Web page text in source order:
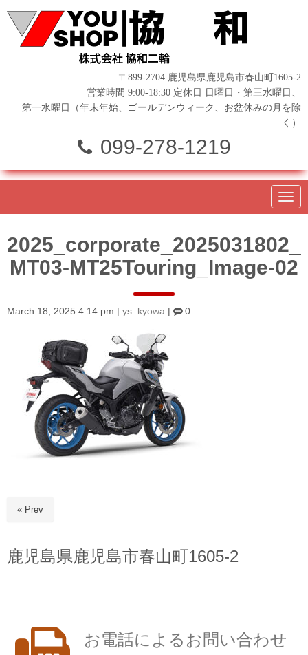
〒899-2704 鹿児島県鹿児島市春山町1605-2
営業時間 9:00-18:30 定休日 日曜日・第三水曜日、
第一水曜日（年末年始、ゴールデンウィーク、お盆休みの月を除
く）
099-278-1219
N
a
g
a
t
i
2025_corporate_2025031802_
MT03-MT25Touring_Image-02
March 18, 2025 4:14 pm ys_kyowa 0
« Prev
鹿児島県鹿児島市春山町1605-2
お電話によるお問い合わせ